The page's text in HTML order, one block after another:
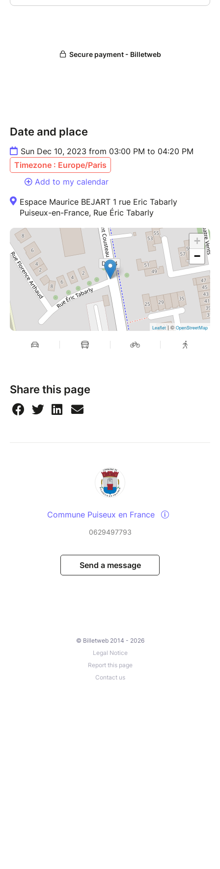
Date and place
Sun Dec 10, 2023 from 03:00 PM to 04:20 PM
Timezone : Europe/Paris
Add to my calendar
Espace Maurice BEJART 1 rue Eric Tabarly
Puiseux-en-France, Rue Éric Tabarly
+
−
Leaflet| © OpenStreetMap
Share this page
Commune Puiseux en France
0629497793
Send a message
© Billetweb 2014 - 2026
Legal Notice
Report this page
Contact us